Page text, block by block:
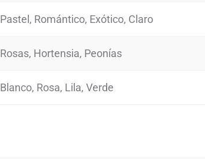
Pastel, Romántico, Exótico, Claro
Rosas, Hortensia, Peonías
Blanco, Rosa, Lila, Verde